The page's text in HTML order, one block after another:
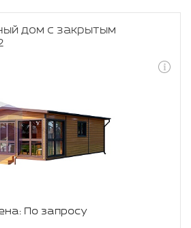
дом с закрытым
По запросу